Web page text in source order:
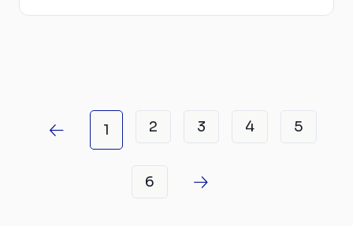
1 2 3 4 5
6